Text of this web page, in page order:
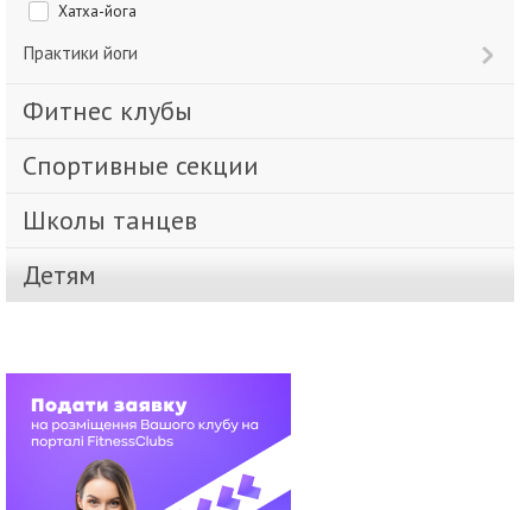
Хатха-йога
Практики йоги
Фитнес клубы
Спортивные секции
Школы танцев
Детям